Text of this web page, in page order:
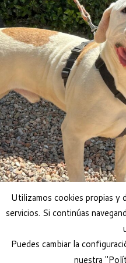
Utilizamos cookies propias y
servicios. Si continúas
Puedes cambiar la
nuestra